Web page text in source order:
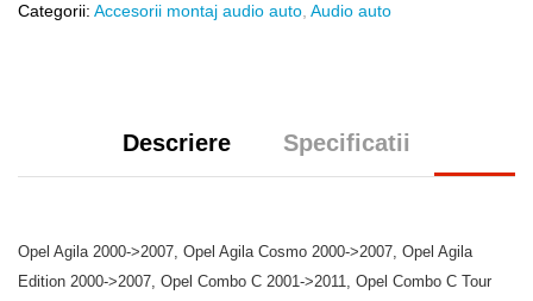
Categorii: Accesorii montaj audio auto Audio auto
Descriere Specificatii
Opel Agila 2000->2007, Opel Agila Cosmo 2000->2007, Opel Agila
Edition 2000->2007, Opel Combo C 2001->2011, Opel Combo C Tour